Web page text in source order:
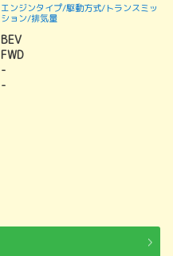
エンジンタイプ/駆動方式/トランスミッ
ション/排気量
BEV
FWD
-
-